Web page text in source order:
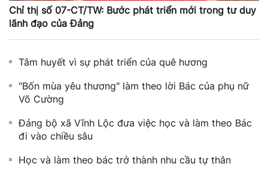
Chỉ thị số 07-CT/TW: Bước phát triển mới trong tư duy
lãnh đạo của Đảng
Tâm huyết vì sự phát triển của quê hương
"Bốn mùa yêu thương" làm theo lời Bác của phụ nữ
Võ Cường
Đảng bộ xã Vĩnh Lộc đưa việc học và làm theo Bác
đi vào chiều sâu
Học và làm theo bác trở thành nhu cầu tự thân